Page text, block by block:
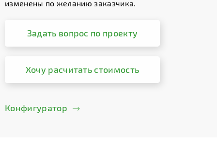
изменены по желанию заказчика.
Задать вопрос по проекту
Хочу расчитать стоимость
Конфигуратор